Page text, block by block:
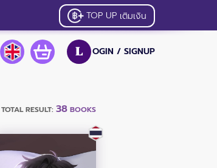
TOP UP เติมเงิน
L OGIN / SIGNUP
TOTAL RESULT: 38BOOKS